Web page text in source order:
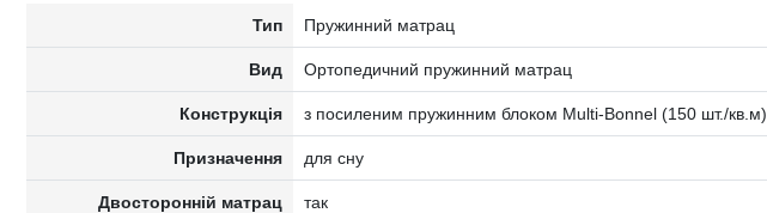
Тип Пружинний матрац
Вид Ортопедичний пружинний матрац
Конструкція з посиленим пружинним блоком Multi-Bonnel (150 шт./кв.м)
Призначення для сну
Двосторонній матрац так